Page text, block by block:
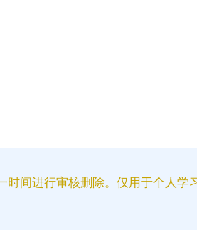
时间进行审核删除。仅用于个人学